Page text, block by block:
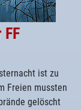
ist zu
Freien mussten
gelöscht